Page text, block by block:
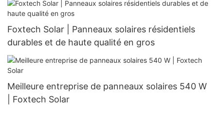
Foxtech Solar | Panneaux solaires résidentiels
durables et de haute qualité en gros
Meilleure entreprise de panneaux solaires 540 W
| Foxtech Solar